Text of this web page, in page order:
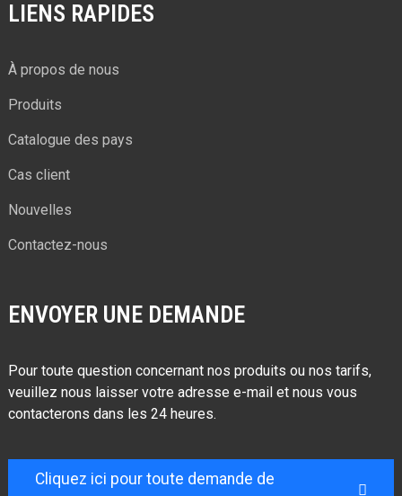
LIENS RAPIDES
À propos de nous
Produits
Catalogue des pays
Cas client
Nouvelles
Contactez-nous
ENVOYER UNE DEMANDE
Pour toute question concernant nos produits ou nos tarifs,
veuillez nous laisser votre adresse e-mail et nous vous
contacterons dans les 24 heures.
Cliquez ici pour toute demande de